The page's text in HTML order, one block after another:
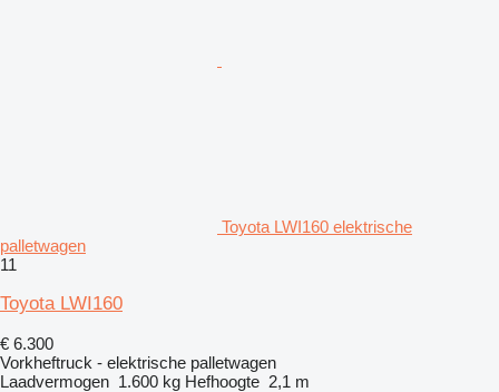
Toyota LWI160 elektrische
palletwagen
11
Toyota LWI160
€ 6.300
Vorkheftruck - elektrische palletwagen
Laadvermogen 1.600 kg Hefhoogte 2,1 m